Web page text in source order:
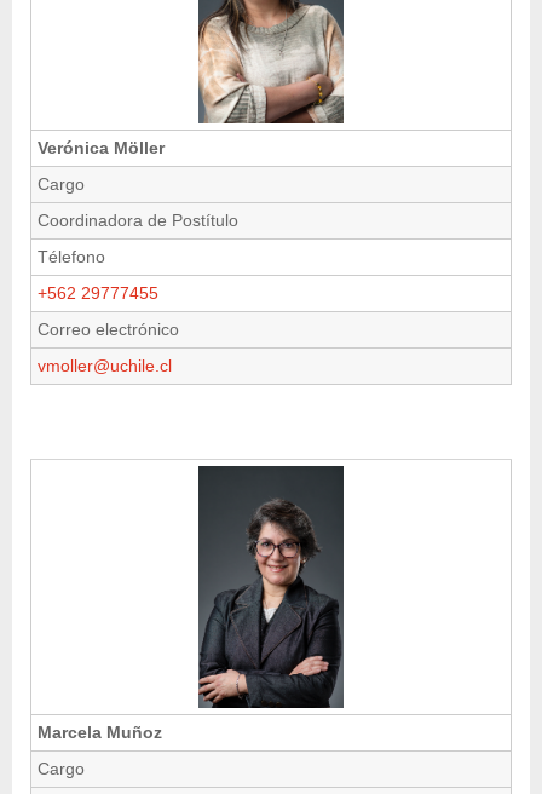
Verónica Möller
Cargo
Coordinadora de Postítulo
Télefono
+562 29777455
Correo electrónico
vmoller@uchile.cl
Marcela Muñoz
Cargo